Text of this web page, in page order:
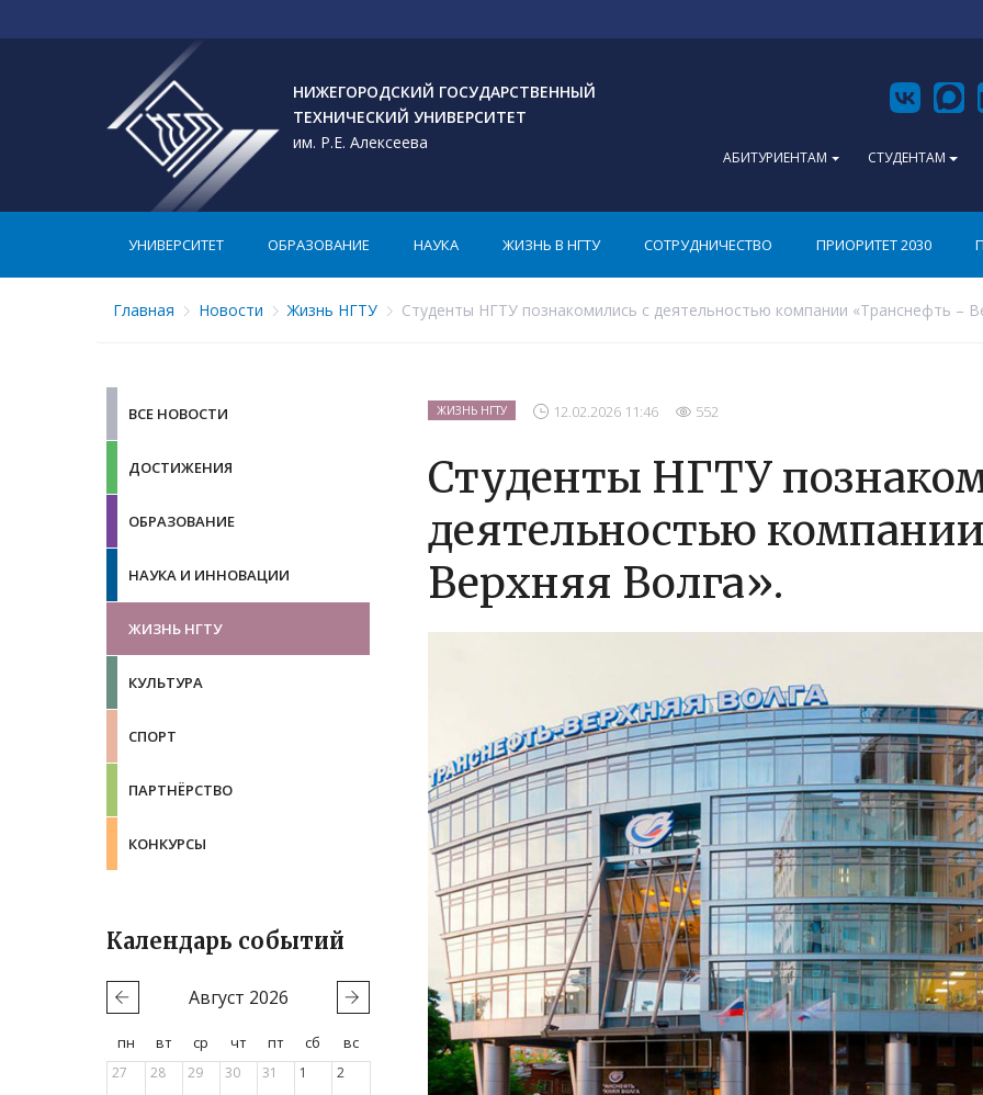
НИЖЕГОРОДСКИЙ ГОСУДАРСТВЕННЫЙ
ТЕХНИЧЕСКИЙ УНИВЕРСИТЕТ
им. Р.Е. Алексеева
АБИТУРИЕНТАМ СТУДЕНТАМ
УНИВЕРСИТЕТ ОБРАЗОВАНИЕ НАУКА ЖИЗНЬ В НГТУ СОТРУДНИЧЕСТВО ПРИОРИТЕТ 2030
Главная Новости Жизнь НГТУ Студенты НГТУ познакомились с деятельностью компании «Транснефть –
ВСЕ НОВОСТИ
ДОСТИЖЕНИЯ
ОБРАЗОВАНИЕ
НАУКА И ИННОВАЦИИ
ЖИЗНЬ НГТУ
КУЛЬТУРА
СПОРТ
ПАРТНЁРСТВО
КОНКУРСЫ
Календарь событий
Август 2026
пн вт ср чт пт сб
вс
27
28 29 30 31 1
2
ЖИЗНЬ НГТУ 12.02.2026 11:46 552
Студенты НГТУ
деятельностью
Верхняя Волга».